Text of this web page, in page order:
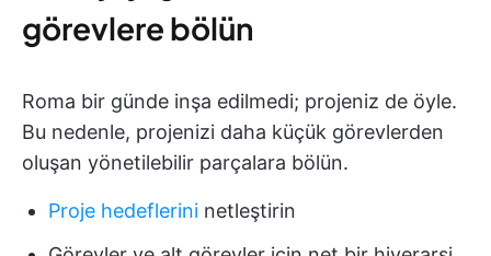
görevlere bölün
Roma bir günde inşa edilmedi; projeniz de öyle.
Bu nedenle, projenizi daha küçük görevlerden
oluşan yönetilebilir parçalara bölün.
Proje hedeflerini netleştirin